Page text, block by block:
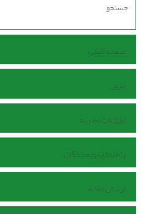
صفحه اصلی
مرور
اطلاعات نشریه
راهنمای نویسندگان
ارسال مقاله